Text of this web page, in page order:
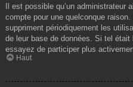
Il est possible qu’un
compte pour une quelconque
suppriment périodiquement les
de leur base de données. Si tel
essayez de participer plus
Haut